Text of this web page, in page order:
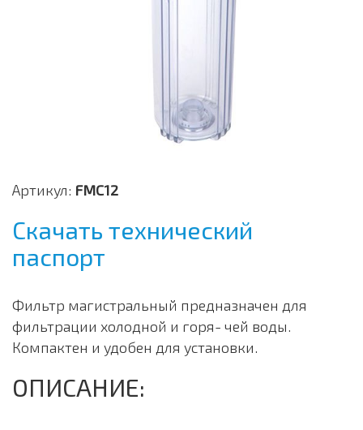
Артикул: FMC12
Скачать технический
паспорт
Фильтр магистральный предназначен для
фильтрации холодной и горя- чей воды.
Компактен и удобен для установки.
ОПИСАНИЕ: